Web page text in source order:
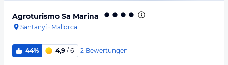
Agroturismo Sa Marina
Santanyí· Mallorca
44% 4,9 / 6 2 Bewertungen